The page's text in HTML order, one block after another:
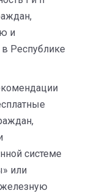
и
Республике
системе
или